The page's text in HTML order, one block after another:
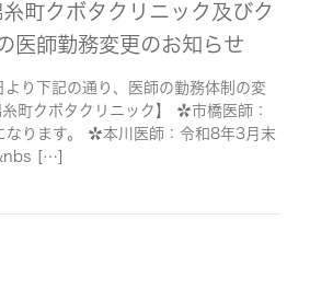
町クボタクリニック及びク
医師勤務変更のお知らせ
り下記の通り、医師の勤務体制の変
町クボタクリニック】 ✿市橋医師：
なります。 ✿本川医師：令和8年3月末
[…]